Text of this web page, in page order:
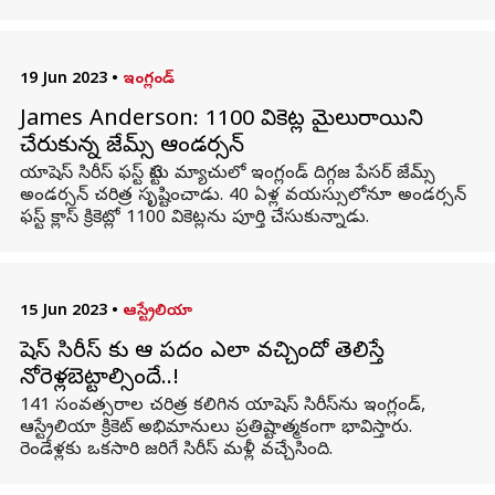
19 Jun 2023 • ఇంగ్లండ్
James Anderson: 1100 వికెట్ల మైలురాయిని
చేరుకున్న జేమ్స్‌ ఆండర్సన్‌
యాషెస్ సిరీస్ ఫస్ట్ టెస్టు మ్యాచులో ఇంగ్లండ్ దిగ్గజ పేసర్ జేమ్స్
అండర్సన్ చరిత్ర సృష్టించాడు. 40 ఏళ్ల వయస్సులోనూ అండర్సన్
ఫస్ట్ క్లాస్ క్రికెట్లో 1100 వికెట్లను పూర్తి చేసుకున్నాడు.
15 Jun 2023 • ఆస్ట్రేలియా
యాషెస్ సిరీస్ కు ఆ పదం ఎలా వచ్చిందో తెలిస్తే
నోరెళ్లబెట్టాల్సిందే..!
141 సంవత్సరాల చరిత్ర కలిగిన యాషెస్‌ సిరీస్‌ను ఇంగ్లండ్,
ఆస్ట్రేలియా క్రికెట్ అభిమానులు ప్రతిష్టాత్మకంగా భావిస్తారు.
రెండేళ్లకు ఒకసారి జరిగే సిరీస్ మళ్లీ వచ్చేసింది.